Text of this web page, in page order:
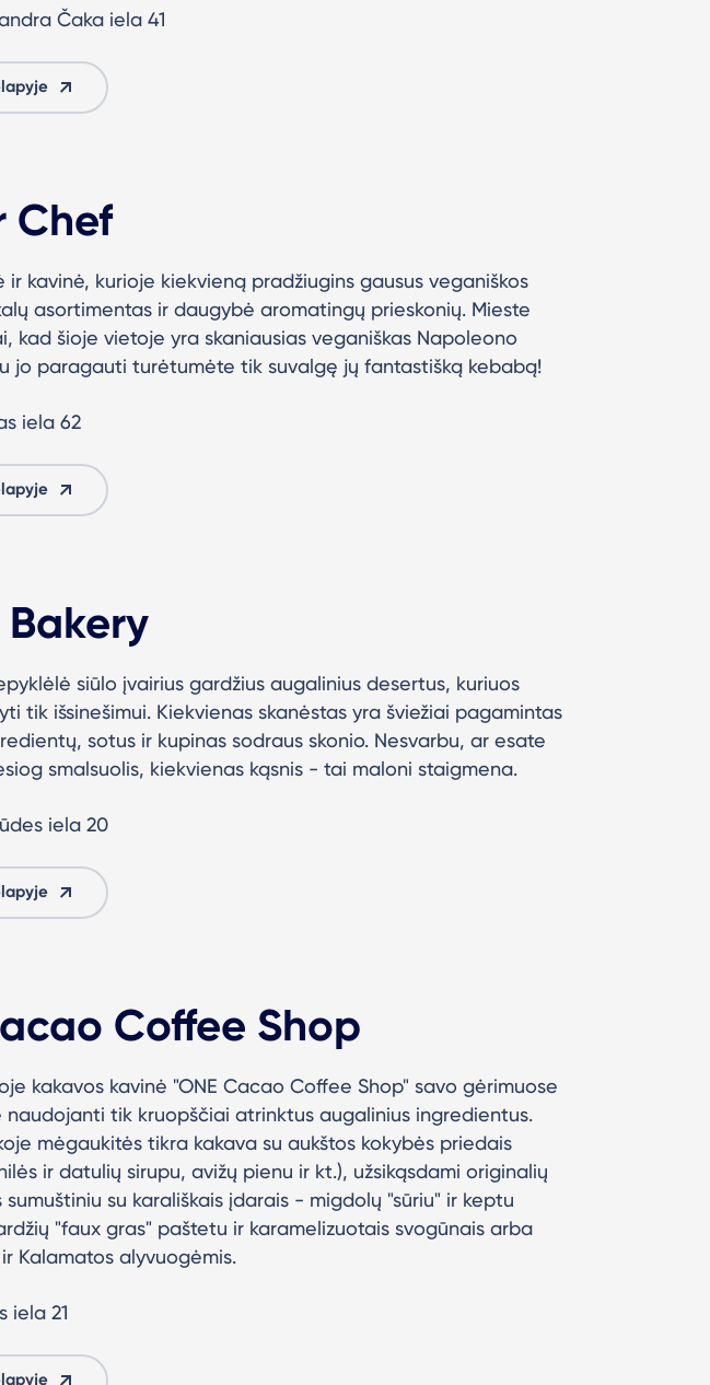
Čaka iela 41
Chef
ir kavinė, kurioje kiekvieną pradžiugins gausus veganiškos
asortimentas ir daugybė aromatingų prieskonių. Mieste
kad šioje vietoje yra skaniausias veganiškas Napoleono
jo paragauti turėtumėte tik suvalgę jų fantastišką kebabą!
iela 62
siūlo įvairius gardžius augalinius desertus, kuriuos
tik išsinešimui. Kiekvienas skanėstas yra šviežiai pagamintas
sotus ir kupinas sodraus skonio. Nesvarbu, ar esate
smalsuolis, kiekvienas kąsnis - tai maloni staigmena.
iela 20
Coffee Shop
kakavos kavinė "ONE Cacao Coffee Shop" savo gėrimuose
naudojanti tik kruopščiai atrinktus augalinius ingredientus.
mėgaukitės tikra kakava su aukštos kokybės priedais
ir datulių sirupu, avižų pienu ir kt.), užsikąsdami originalių
su karališkais įdarais - migdolų "sūriu" ir keptu
"faux gras" paštetu ir karamelizuotais svogūnais arba
Kalamatos alyvuogėmis.
iela 21